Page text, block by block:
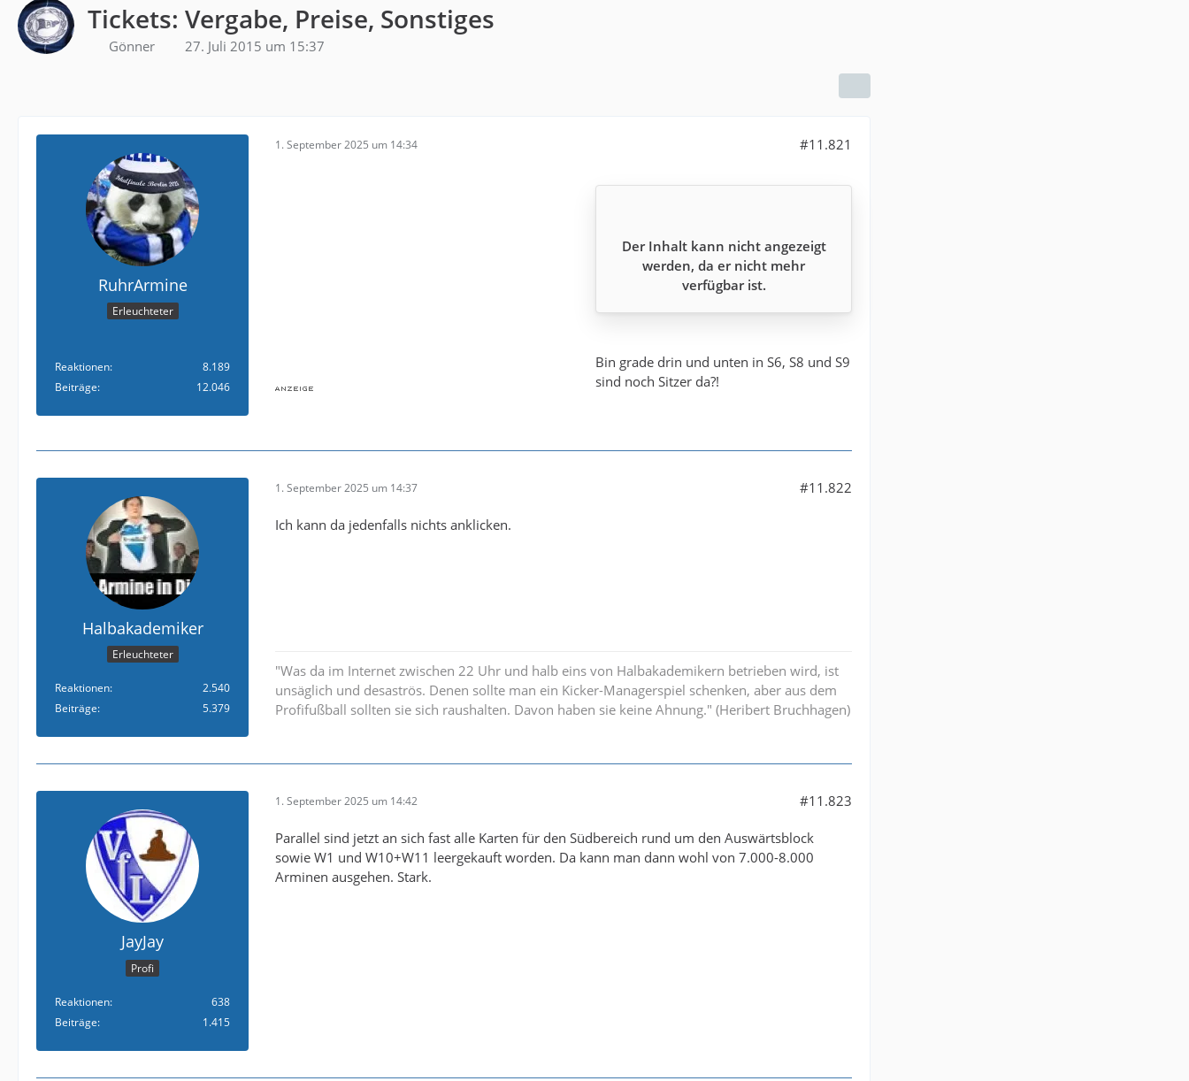
Tickets: Vergabe, Preise, Sonstiges
Gönner 27. Juli 2015 um 15:37
RuhrArmine
Erleuchteter
Reaktionen
8.189
Beiträge
12.046
1. September 2025 um 14:34 #11.821
Der Inhalt kann nicht angezeigt
werden, da er nicht mehr
verfügbar ist.
Bin grade drin und unten in S6, S8 und S9
sind noch Sitzer da?!
Halbakademiker
Erleuchteter
Reaktionen
2.540
Beiträge
5.379
1. September 2025 um 14:37 #11.822
Ich kann da jedenfalls nichts anklicken.
"Was da im Internet zwischen 22 Uhr und halb eins von Halbakademikern betrieben wird, ist
unsäglich und desaströs. Denen sollte man ein Kicker-Managerspiel schenken, aber aus dem
Profifußball sollten sie sich raushalten. Davon haben sie keine Ahnung." (Heribert Bruchhagen)
JayJay
Profi
Reaktionen
638
Beiträge
1.415
1. September 2025 um 14:42 #11.823
Parallel sind jetzt an sich fast alle Karten für den Südbereich rund um den Auswärtsblock
sowie W1 und W10+W11 leergekauft worden. Da kann man dann wohl von 7.000-8.000
Arminen ausgehen. Stark.